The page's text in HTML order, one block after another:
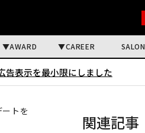
AWARD CAREER SALON
告表示を最小限にしました
トを
関連記事